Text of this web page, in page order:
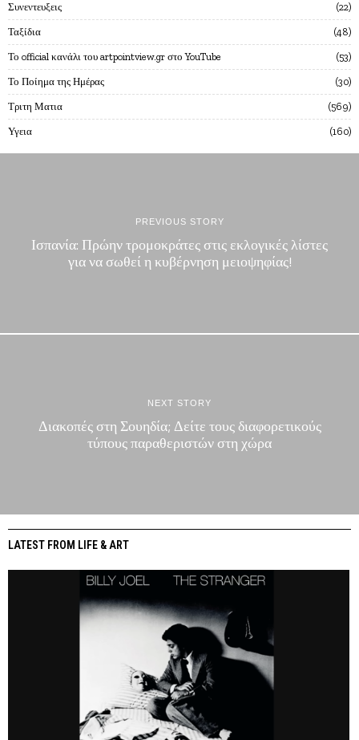
Συνεντευξεις 22
Ταξίδια 48
Το official κανάλι του artpointview.gr στο YouTube 53
Το Ποίημα της Ημέρας 30
Τριτη Ματια 569
Υγεια 160
PREVIOUS STORY
Ισπανία: Πρώην τρομοκράτες στις εκλογικές λίστες
για να σωθεί η κυβέρνηση μειοψηφίας!
NEXT STORY
Διακοπές στη Σουηδία; Δείτε τους διαφορετικούς
τύπους παραθεριστών στη χώρα
LATEST FROM LIFE & ART